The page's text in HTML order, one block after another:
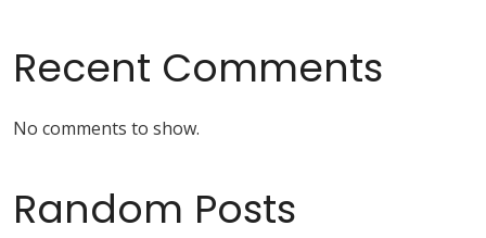
Recent Comments
No comments to show.
Random Posts